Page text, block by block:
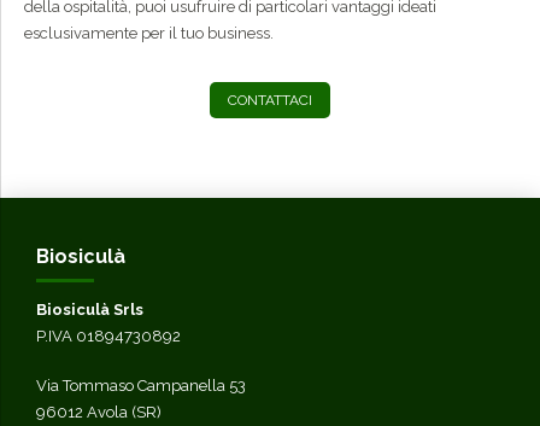
della ospitalità, puoi usufruire di particolari vantaggi ideati
esclusivamente per il tuo business.
CONTATTACI
Biosiculà
Biosiculà Srls
P.IVA 01894730892
Via Tommaso Campanella 53
96012 Avola (SR)